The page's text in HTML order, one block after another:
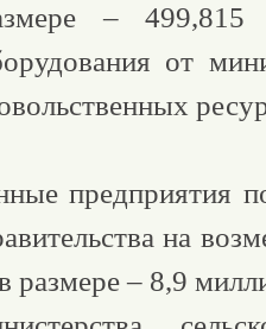
– 499,815
от
предприятия
на
размере – 8,9